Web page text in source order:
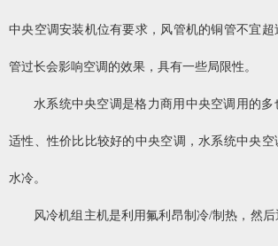
中央空调安装机位有要求，风管机的铜管不宜超
管过长会影响空调的效果，具有一些局限性。
水系统中央空调是格力商用中央空调用的
适性、性价比比较好的中央空调，水系统中央空
水冷。
风冷机组主机是利用氟利昂制冷/制热，然